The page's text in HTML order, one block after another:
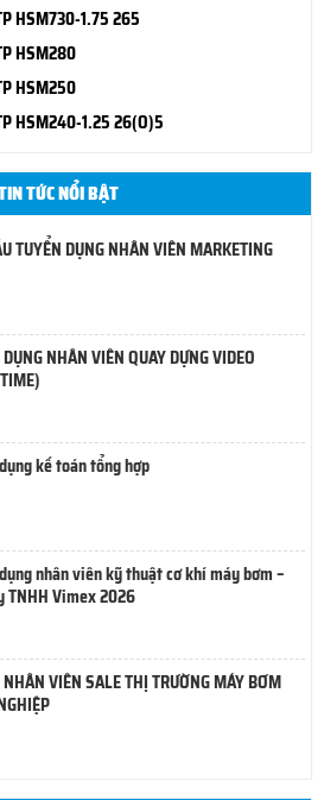
HSM730-1.75 265
HSM280
HSM250
HSM240-1.25 26(O)5
TỨC NỔI BẬT
TUYỂN DỤNG NHÂN VIÊN MARKETING
NHÂN VIÊN QUAY DỰNG VIDEO
kế toán tổng hợp
nhân viên kỹ thuật cơ khí máy bơm –
TNHH Vimex 2026
VIÊN SALE THỊ TRƯỜNG MÁY BƠM